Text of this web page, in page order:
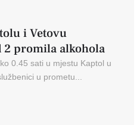
i Vetovu
2 promila alkohola
0.45 sati u mjestu Kaptol u
u prometu...